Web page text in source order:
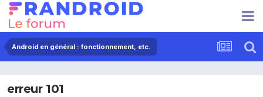
Android en général : fonctionnement, etc.
erreur 101